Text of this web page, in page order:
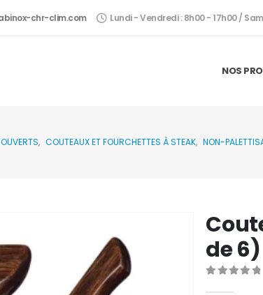
chr-clim.com Lundi - Vendredi : 8h00 - 17h00 /
NOS
, COUTEAUX ET FOURCHETTES À STEAK, NON-
de 6)